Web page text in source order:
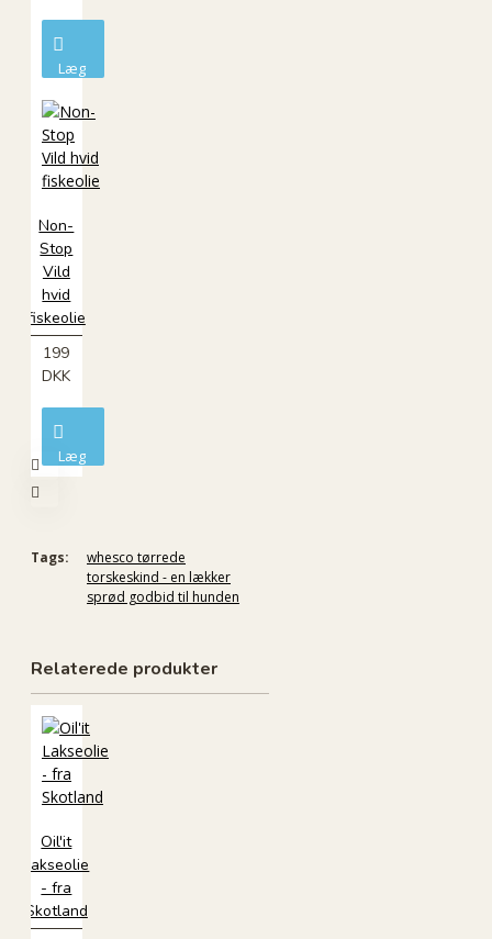
Læg
kurv
Non-
Stop
Vild
hvid
fiskeolie
199
DKK
Læg
i
Tags:
whesco tørrede
torskeskind - en lækker
sprød godbid til hunden
Relaterede produkter
Oil'it
Lakseolie
- fra
Skotland